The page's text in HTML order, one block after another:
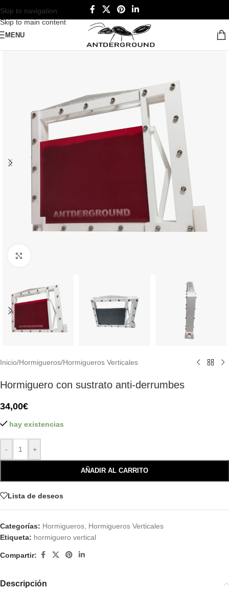
Skip to navigation
Skip to main content
MENU
Inicio/Hormigueros/Hormigueros Verticales
Hormiguero con sustrato anti-derrumbes
34,00€
hay existencias
- +
AÑADIR AL CARRITO
Lista de deseos
Categorías: Hormigueros, Hormigueros Verticales
Etiqueta: hormiguero vertical
Compartir:
Descripción